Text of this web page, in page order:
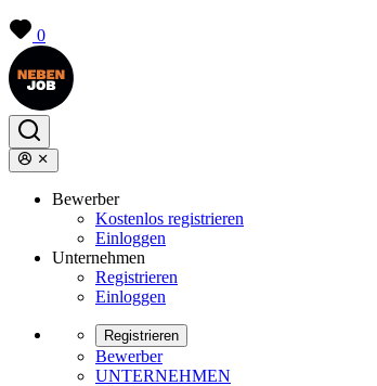
0
Bewerber
Kostenlos registrieren
Einloggen
Unternehmen
Registrieren
Einloggen
Registrieren
Bewerber
UNTERNEHMEN